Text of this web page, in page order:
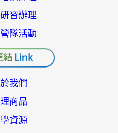
習辦理
隊活動
我們
商品
資源